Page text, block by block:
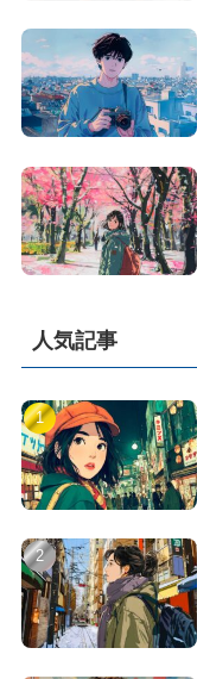
人気記事